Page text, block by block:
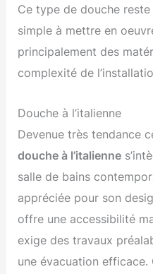
Ce type de douche
simple à mettre en
principalement des
complexité de
Douche à l’italienne
Devenue très tendance
douche à l’italienne
salle de bains
appréciée pour son
offre une accessibilité
exige des travaux
une évacuation